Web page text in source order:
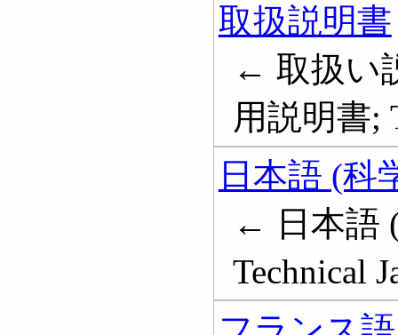
取扱説明書
← 取扱い
用説明書;
日本語 (科
← 日本語 (
Technical